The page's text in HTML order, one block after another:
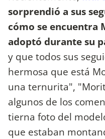
sorprendió a sus
cómo se encuentra
adoptó durante su
y que todos sus
hermosa que está
una ternurita",
algunos de los
tierna foto del
que estaban